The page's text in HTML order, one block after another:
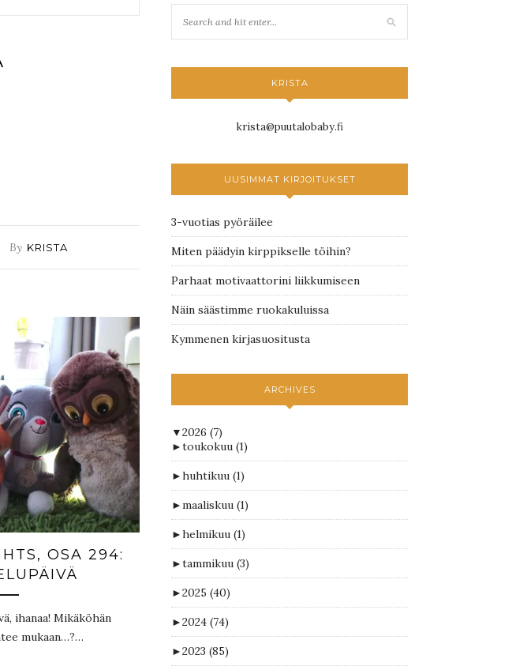
By KRISTA
OSA 294:
ihanaa! Mikäköhän
mukaan…?…
KRISTA
krista@puutalobaby.fi
UUSIMMAT KIRJOITUKSET
3-vuotias pyöräilee
Miten päädyin kirppikselle töihin?
Parhaat motivaattorini liikkumiseen
Näin säästimme ruokakuluissa
Kymmenen kirjasuositusta
ARCHIVES
▼2026 (7)
►toukokuu (1)
►huhtikuu (1)
►maaliskuu (1)
►helmikuu (1)
►tammikuu (3)
►2025 (40)
►2024 (74)
►2023 (85)